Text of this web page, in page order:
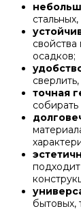
осадков;
точная
бытовых,